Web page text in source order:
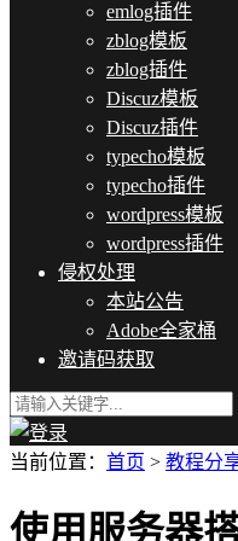
emlog插件
zblog模板
zblog插件
Discuz模板
Discuz插件
typecho模板
typecho插件
wordpress模板
wordpress插件
侵权处理
本站公告
Adobe全家桶
邀请码获取
当前位置： 首页 > 教程分
使用服务器